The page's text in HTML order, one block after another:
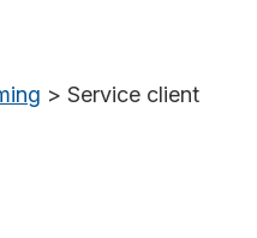
> Service client